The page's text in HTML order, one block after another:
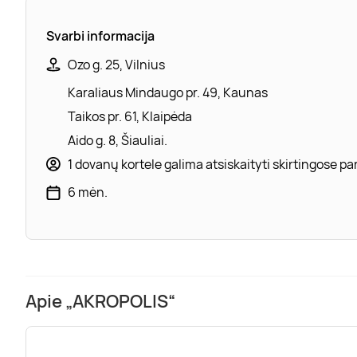
Svarbi informacija
Ozo g. 25, Vilnius
Karaliaus Mindaugo pr. 49, Kaunas
Taikos pr. 61, Klaipėda
Aido g. 8, Šiauliai.
1 dovanų kortele galima atsiskaityti skirtingose
6 mėn.
Apie „AKROPOLIS“